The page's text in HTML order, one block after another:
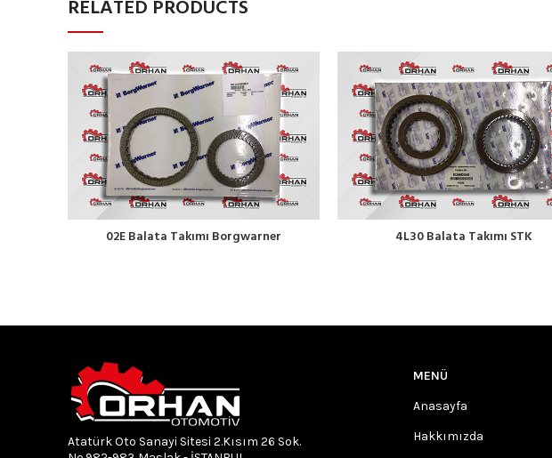
RELATED PRODUCTS
02E Balata Takımı Borgwarner 4L30 Balata Takımı STK
Atatürk Oto Sanayi Sitesi 2.Kısım 26 Sok.
MENÜ
Anasayfa
Hakkımızda